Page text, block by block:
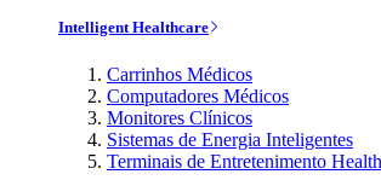
Intelligent Healthcare
Carrinhos Médicos
Computadores Médicos
Monitores Clínicos
Sistemas de Energia Inteligentes
Terminais de Entretenimento